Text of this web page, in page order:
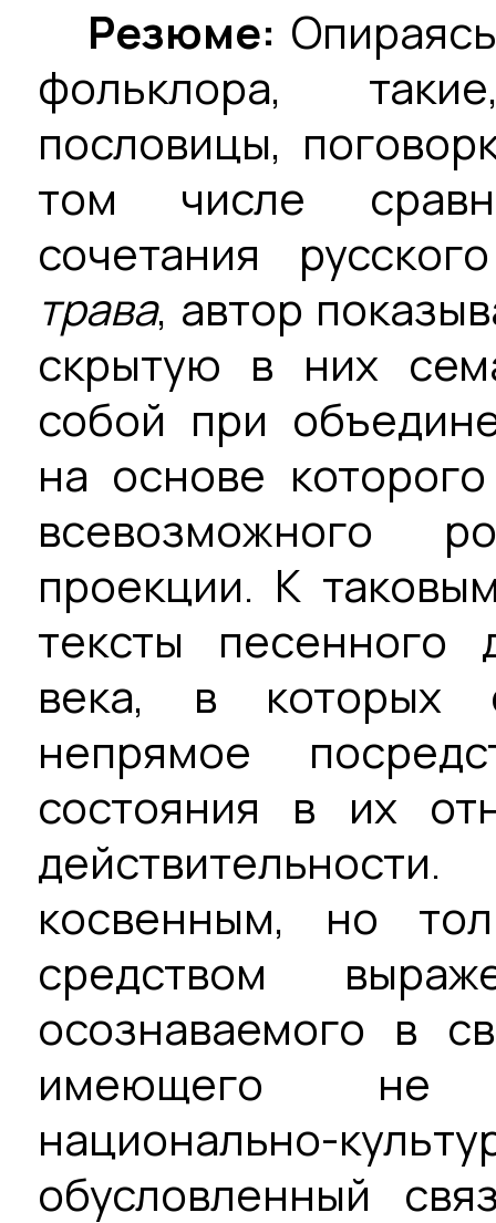
Резюме:
фольклора,
пословицы,
том числе
сочетания
трава, автор
скрытую в них
собой при
на основе
всевозможного
проекции. К
тексты песенного
века, в которых
непрямое
состояния в их
косвенным, но
средством
осознаваемого в
имеющего не
национально-
обусловленный